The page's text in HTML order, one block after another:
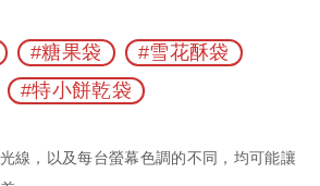
#糖果袋
#雪花酥袋
#特小餅乾袋